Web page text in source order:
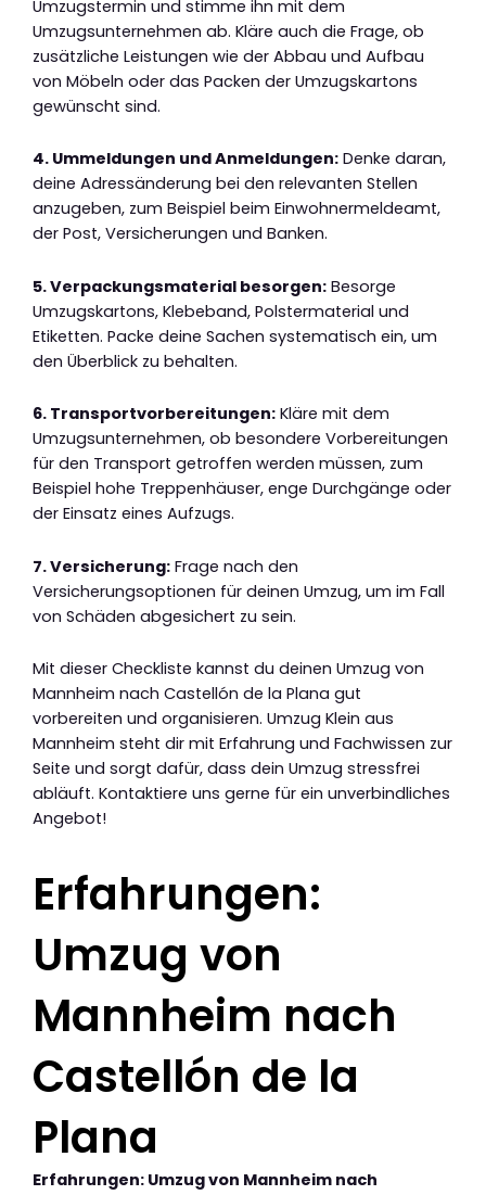
Umzugstermin und stimme ihn mit dem
Umzugsunternehmen ab. Kläre auch die Frage, ob
zusätzliche Leistungen wie der Abbau und Aufbau
von Möbeln oder das Packen der Umzugskartons
gewünscht sind.
4. Ummeldungen und Anmeldungen: Denke daran,
deine Adressänderung bei den relevanten Stellen
anzugeben, zum Beispiel beim Einwohnermeldeamt,
der Post, Versicherungen und Banken.
5. Verpackungsmaterial besorgen: Besorge
Umzugskartons, Klebeband, Polstermaterial und
Etiketten. Packe deine Sachen systematisch ein, um
den Überblick zu behalten.
6. Transportvorbereitungen: Kläre mit dem
Umzugsunternehmen, ob besondere Vorbereitungen
für den Transport getroffen werden müssen, zum
Beispiel hohe Treppenhäuser, enge Durchgänge oder
der Einsatz eines Aufzugs.
7. Versicherung: Frage nach den
Versicherungsoptionen für deinen Umzug, um im Fall
von Schäden abgesichert zu sein.
Mit dieser Checkliste kannst du deinen Umzug von
Mannheim nach Castellón de la Plana gut
vorbereiten und organisieren. Umzug Klein aus
Mannheim steht dir mit Erfahrung und Fachwissen zur
Seite und sorgt dafür, dass dein Umzug stressfrei
abläuft. Kontaktiere uns gerne für ein unverbindliches
Angebot!
Erfahrungen:
Umzug von
Mannheim nach
Castellón de la
Plana
Erfahrungen: Umzug von Mannheim nach